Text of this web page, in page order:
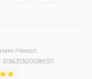
iЧехол.